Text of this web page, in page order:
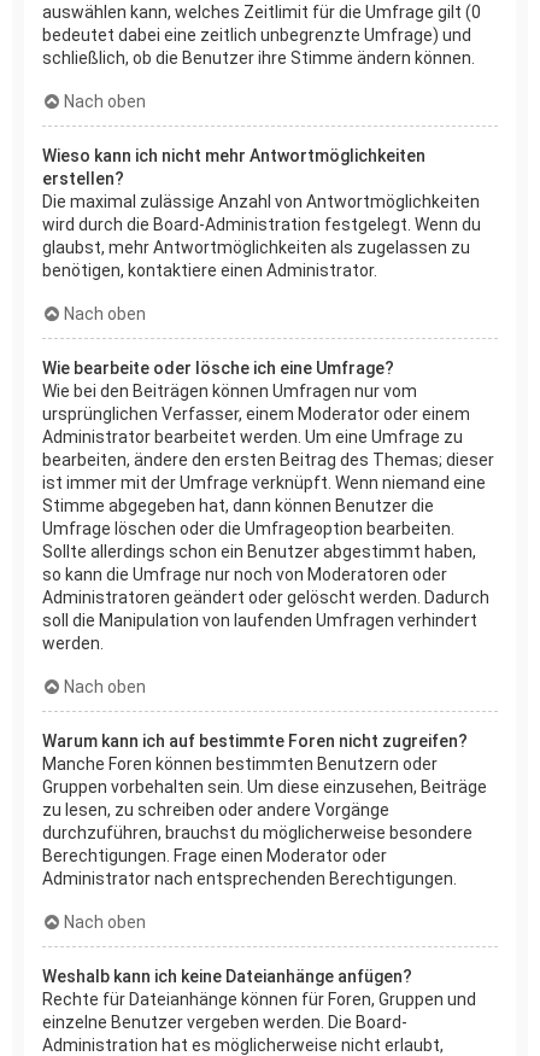
auswählen kann, welches Zeitlimit für die Umfrage gilt (0
bedeutet dabei eine zeitlich unbegrenzte Umfrage) und
schließlich, ob die Benutzer ihre Stimme ändern können.
Nach oben
Wieso kann ich nicht mehr Antwortmöglichkeiten
erstellen?
Die maximal zulässige Anzahl von Antwortmöglichkeiten
wird durch die Board-Administration festgelegt. Wenn du
glaubst, mehr Antwortmöglichkeiten als zugelassen zu
benötigen, kontaktiere einen Administrator.
Nach oben
Wie bearbeite oder lösche ich eine Umfrage?
Wie bei den Beiträgen können Umfragen nur vom
ursprünglichen Verfasser, einem Moderator oder einem
Administrator bearbeitet werden. Um eine Umfrage zu
bearbeiten, ändere den ersten Beitrag des Themas; dieser
ist immer mit der Umfrage verknüpft. Wenn niemand eine
Stimme abgegeben hat, dann können Benutzer die
Umfrage löschen oder die Umfrageoption bearbeiten.
Sollte allerdings schon ein Benutzer abgestimmt haben,
so kann die Umfrage nur noch von Moderatoren oder
Administratoren geändert oder gelöscht werden. Dadurch
soll die Manipulation von laufenden Umfragen verhindert
werden.
Nach oben
Warum kann ich auf bestimmte Foren nicht zugreifen?
Manche Foren können bestimmten Benutzern oder
Gruppen vorbehalten sein. Um diese einzusehen, Beiträge
zu lesen, zu schreiben oder andere Vorgänge
durchzuführen, brauchst du möglicherweise besondere
Berechtigungen. Frage einen Moderator oder
Administrator nach entsprechenden Berechtigungen.
Nach oben
Weshalb kann ich keine Dateianhänge anfügen?
Rechte für Dateianhänge können für Foren, Gruppen und
einzelne Benutzer vergeben werden. Die Board-
Administration hat es möglicherweise nicht erlaubt,